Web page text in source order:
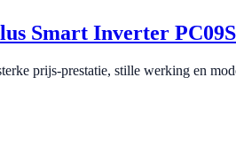
Smart Inverter
prijs-prestatie, stille werking en